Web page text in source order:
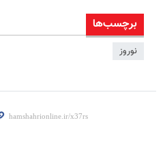
برچسب‌ها
نوروز